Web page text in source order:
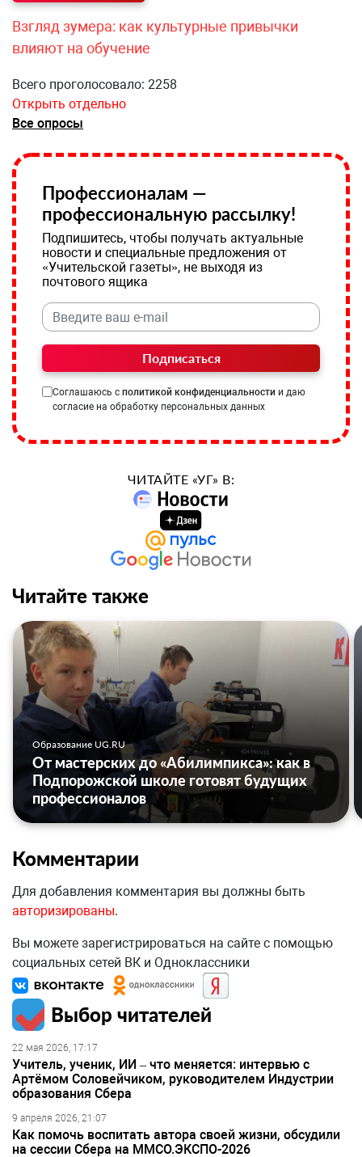
Взгляд зумера: как культурные привычки
влияют на обучение
Всего проголосовало: 2258
Открыть отдельно
Все опросы
Профессионалам —
профессиональную рассылку!
Подпишитесь, чтобы получать актуальные
новости и специальные предложения от
«Учительской газеты», не выходя из
почтового ящика
Подписаться
Соглашаюсь с политикой конфиденциальности и даю
согласие на обработку персональных данных
ЧИТАЙТЕ «УГ» В:
Читайте также
Образование UG.RU
От мастерских до «Абилимпикса»: как в
Подпорожской школе готовят будущих
профессионалов
Комментарии
Для добавления комментария вы должны быть
авторизированы.
Вы можете зарегистрироваться на сайте с помощью
социальных сетей ВК и Одноклассники
Выбор читателей
22 мая 2026, 17:17
Учитель, ученик, ИИ – что меняется: интервью с
Артёмом Соловейчиком, руководителем Индустрии
образования Сбера
9 апреля 2026, 21:07
Как помочь воспитать автора своей жизни, обсудили
на сессии Сбера на ММСО.ЭКСПО-2026